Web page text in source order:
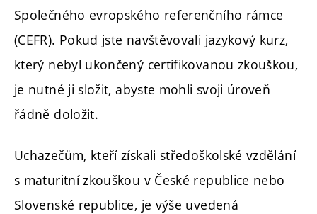
Společného evropského referenčního rámce
(CEFR). Pokud jste navštěvovali jazykový kurz,
který nebyl ukončený certifikovanou zkouškou,
je nutné ji složit, abyste mohli svoji úroveň
řádně doložit.
Uchazečům, kteří získali středoškolské vzdělání
s maturitní zkouškou v České republice nebo
Slovenské republice, je výše uvedená